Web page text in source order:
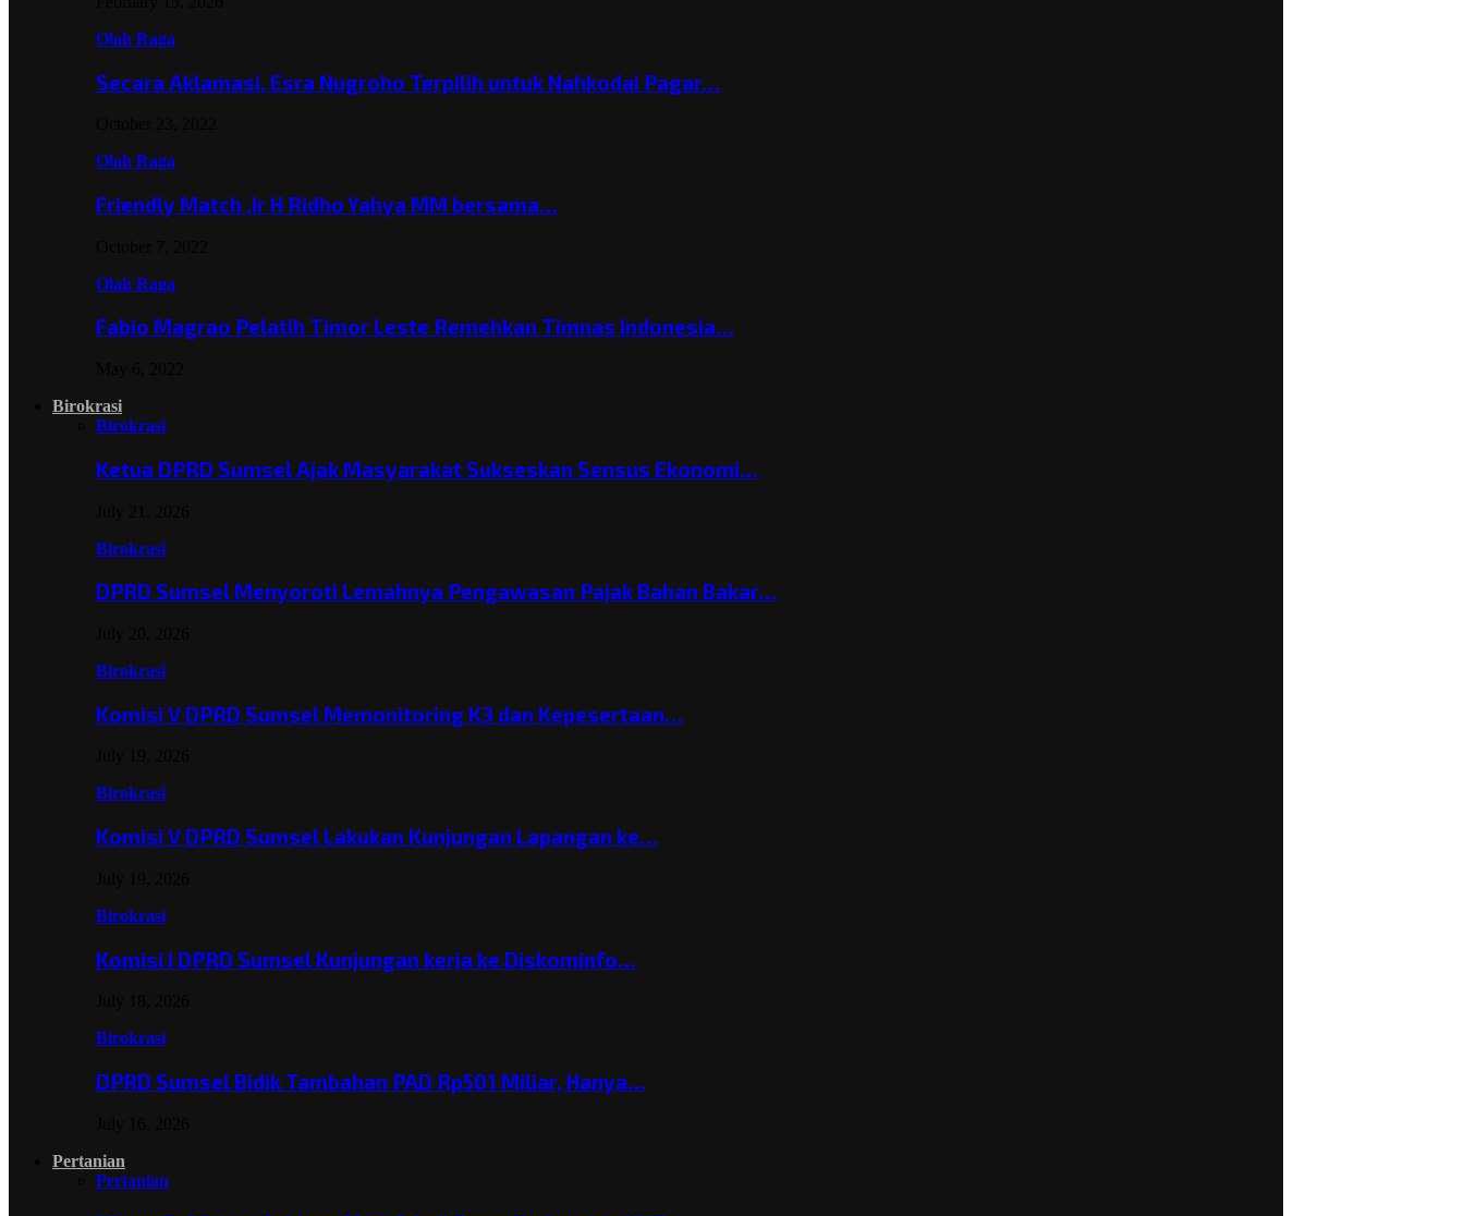
Olah Raga
Secara Aklamasi, Esra Nugroho Terpilih untuk Nahkodai Pagar…
Olah Raga
Friendly Match ,Ir H Ridho Yahya MM bersama…
Olah Raga
Fabio Magrao Pelatih Timor Leste Remehkan Timnas Indonesia…
Birokrasi
Birokrasi
Ketua DPRD Sumsel Ajak Masyarakat Sukseskan Sensus Ekonomi…
Birokrasi
DPRD Sumsel Menyoroti Lemahnya Pengawasan Pajak Bahan Bakar…
Birokrasi
Komisi V DPRD Sumsel Memonitoring K3 dan Kepesertaan…
Birokrasi
Komisi V DPRD Sumsel Lakukan Kunjungan Lapangan ke…
Birokrasi
Komisi I DPRD Sumsel Kunjungan kerja ke Diskominfo…
Birokrasi
DPRD Sumsel Bidik Tambahan PAD Rp501 Miliar, Hanya…
Pertanian
Pertanian